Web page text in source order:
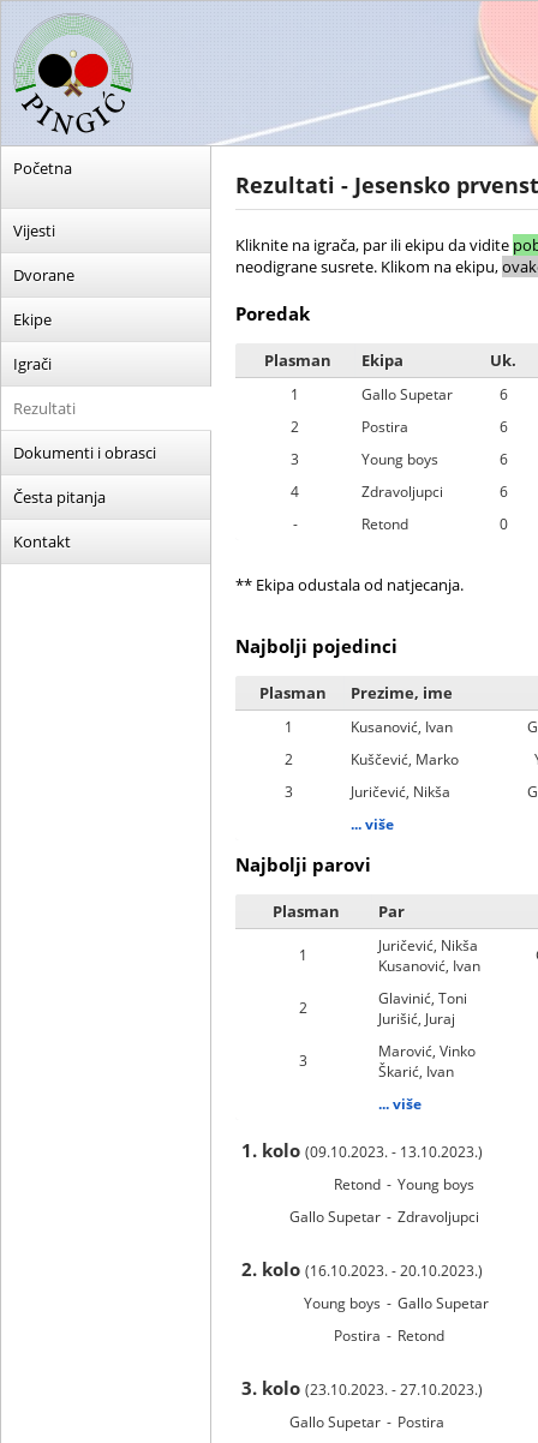
Početna
Vijesti
Dvorane
Ekipe
Igrači
Rezultati
Dokumenti i obrasci
Česta pitanja
Kontakt
Rezultati - Jesensko
Kliknite na igrača, par ili ekipu da vidite
neodigrane susrete. Klikom na ekipu,
Poredak
Plasman Ekipa Uk.
1 Gallo Supetar
6
2
Postira
6
3
Young boys
6
4
Zdravoljupci
6
-
Retond 0
** Ekipa odustala od natjecanja.
Najbolji pojedinci
Plasman Prezime, ime
1 Kusanović, Ivan
2
Kuščević, Marko
3
Juričević, Nikša
... više
Najbolji parovi
Plasman Par
1
Juričević, Nikša
Kusanović, Ivan
2
Glavinić, Toni
Jurišić, Juraj
3
Marović, Vinko
Škarić, Ivan
... više
1. kolo (09.10.2023. - 13.10.2023.)
Retond - Young boys
Gallo Supetar - Zdravoljupci
2. kolo (16.10.2023. - 20.10.2023.)
Young boys - Gallo Supetar
Postira - Retond
3. kolo (23.10.2023. - 27.10.2023.)
Gallo Supetar - Postira